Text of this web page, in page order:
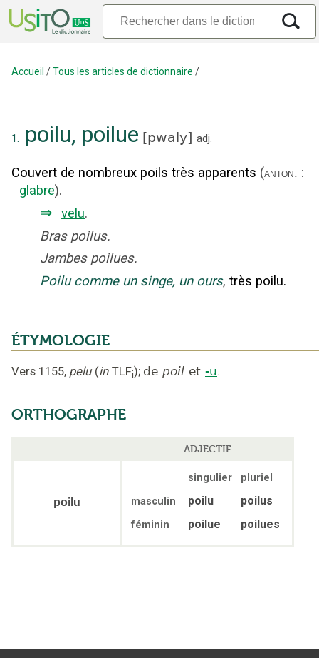
Accueil /Tous les articles de dictionnaire /
1. poilu, poilue [pwaly] adj.
Couvert de nombreux poils très apparents (anton. :
glabre).
⇒ velu.
Bras poilus.
Jambes poilues.
Poilu comme un singe, un ours, très poilu.
ÉTYMOLOGIE
Vers 1155, pelu (in TLFi); de poil et -u.
ORTHOGRAPHE
ADJECTIF
poilu
singulier
pluriel
masculin
poilu poilus
féminin poilue poilues